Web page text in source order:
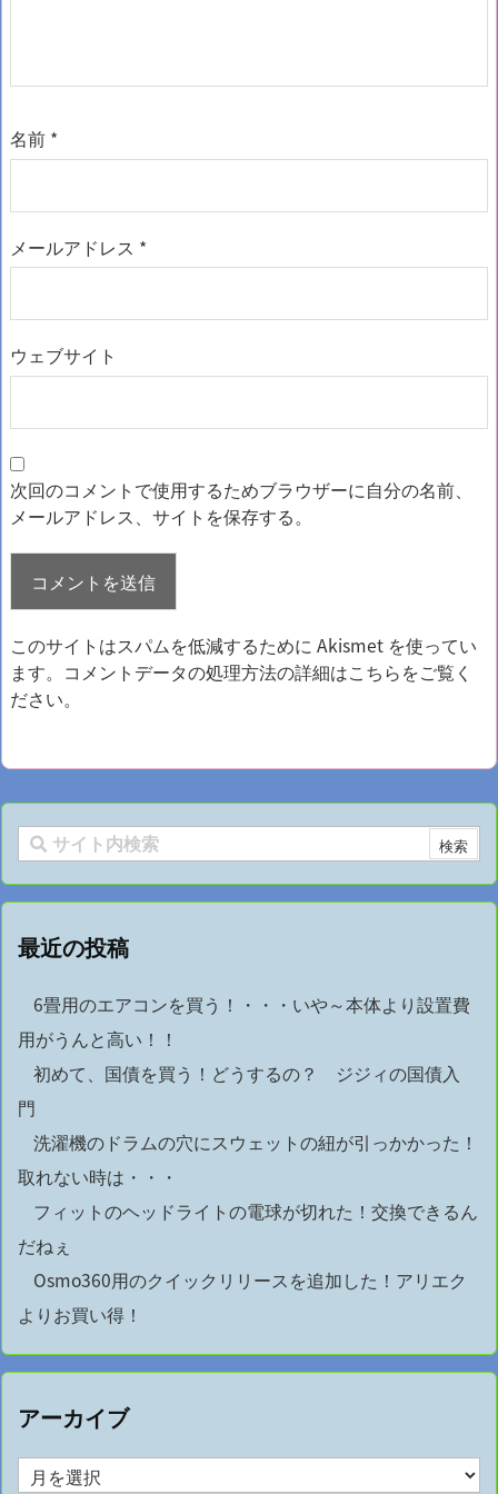
名前 *
メールアドレス *
ウェブサイト
次回のコメントで使用するためブラウザーに自分の名前、
メールアドレス、サイトを保存する。
このサイトはスパムを低減するために Akismet を使ってい
ます。 コメントデータの処理方法の詳細はこちらをご覧く
ださい。
最近の投稿
6畳用のエアコンを買う！・・・いや～本体より設置費
用がうんと高い！！
初めて、国債を買う！どうするの？ ジジィの国債入
門
洗濯機のドラムの穴にスウェットの紐が引っかかった！
取れない時は・・・
フィットのヘッドライトの電球が切れた！交換できるん
だねぇ
Osmo360用のクイックリリースを追加した！アリエク
よりお買い得！
アーカイブ